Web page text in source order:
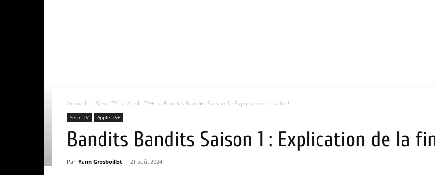
Accueil Série TV Apple TV+ Bandits Bandits Saison 1 : Explication de la fin !
Série TV Apple TV+
Bandits Bandits Saison 1 : Explication de la
Par Yann Grosboillot - 21 août 2024